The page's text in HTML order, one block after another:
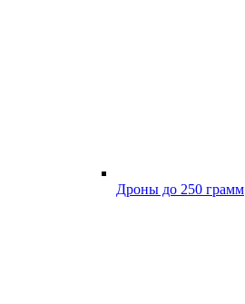
Дроны до 250 грамм